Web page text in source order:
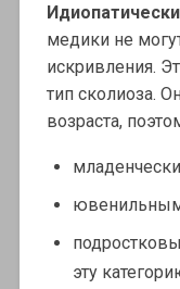
медики не
искривления.
тип сколиоза.
возраста,
ювенильным
эту